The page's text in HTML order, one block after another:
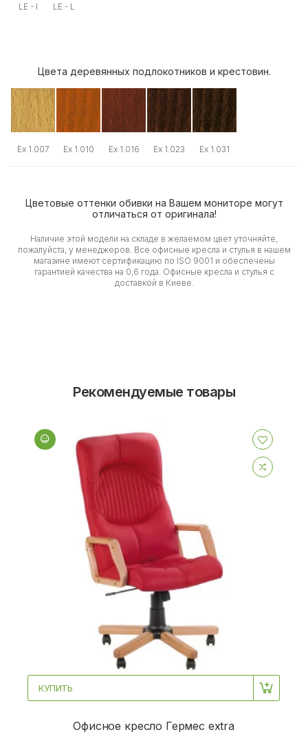
LE - I LE - L
Цвета деревянных подлокотников и крестовин.
Ex 1.007 Ex 1.010 Ex 1.016 Ex 1.023 Ex 1.031
Цветовые оттенки обивки на Вашем мониторе могут
отличаться от оригинала!
Наличие этой модели на складе в желаемом цвет уточняйте,
пожалуйста, у менеджеров. Все офисные кресла и стулья в нашем
магазине имеют сертификацию по ISO 9001 и обеспечены
гарантией качества на 0,6 года. Офисные кресла и стулья с
доставкой в Киеве.
Рекомендуемые товары
КУПИТЬ
Офисное кресло Гермес extra